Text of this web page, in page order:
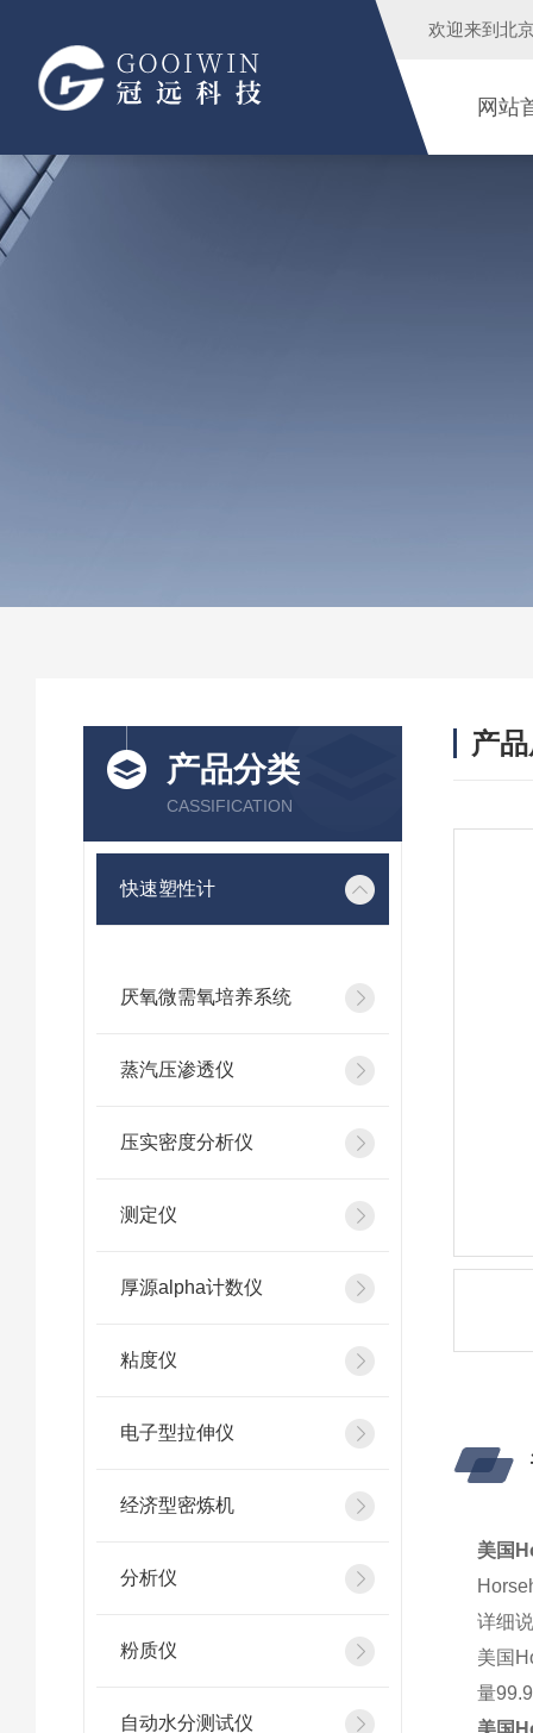
欢迎来到 北
网站
产品分类
CASSIFICATION
快速塑性计
厌氧微需氧培养系统
蒸汽压渗透仪
压实密度分析仪
测定仪
厚源alpha计数仪
粘度仪
电子型拉伸仪
经济型密炼机
分析仪
粉质仪
自动水分测试仪
产
美国
详细
美国
量
美国